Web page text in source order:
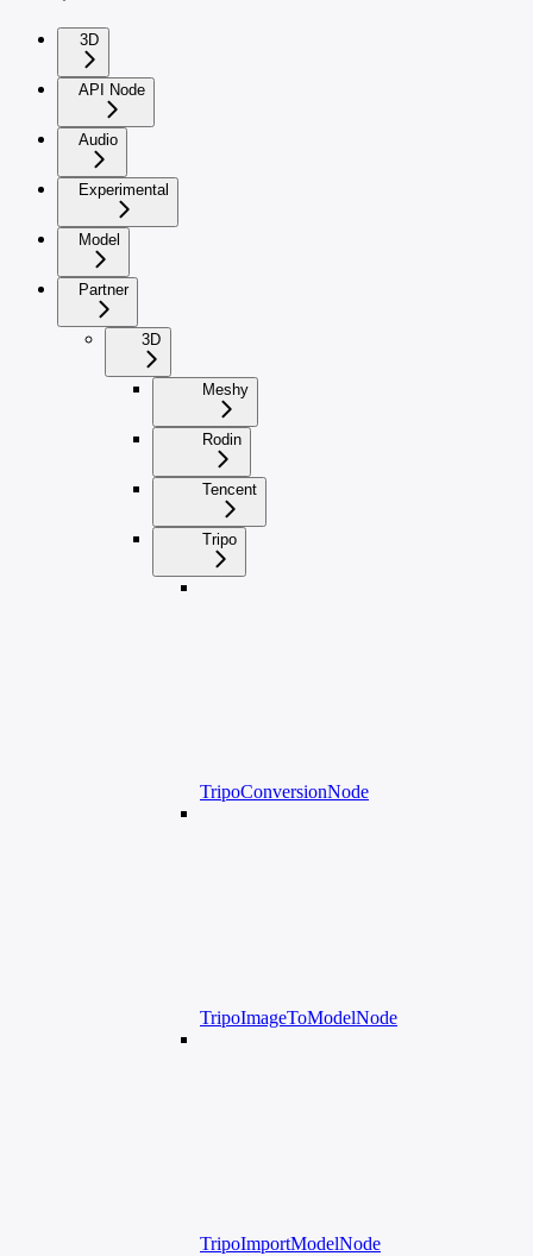
3D
API Node
Audio
Experimental
Model
Partner
3D
Meshy
Rodin
Tencent
Tripo
TripoConversionNode
TripoImageToModelNode
TripoImportModelNode